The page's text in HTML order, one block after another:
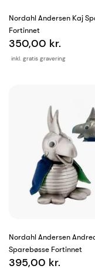
Nordahl Andersen Kaj
Fortinnet
inkl. gratis gravering
350,00 kr.
Nordahl Andersen
Sparebøsse Fortinnet
395,00 kr.